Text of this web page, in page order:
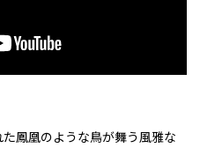
鳳凰のような鳥が舞う風雅な